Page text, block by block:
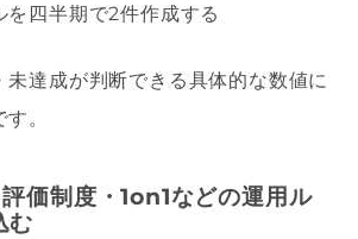
を四半期で2件作成する
未達成が判断できる具体的な数値に
。
価制度・1on1などの運用ル
む